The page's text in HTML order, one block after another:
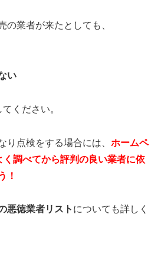
の業者が来たとしても、
い
ください。
り点検をする場合には、 ホームペ
く調べてから評判の良い業者に依
！
悪徳業者リスト についても詳しく